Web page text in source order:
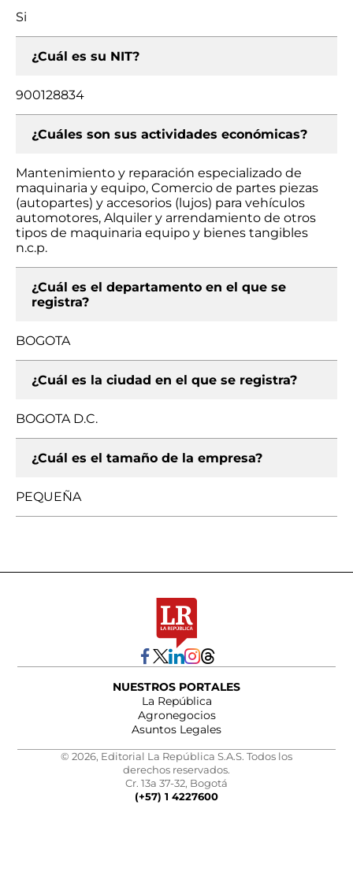
Si
¿Cuál es su NIT?
900128834
¿Cuáles son sus actividades económicas?
Mantenimiento y reparación especializado de
maquinaria y equipo, Comercio de partes piezas
(autopartes) y accesorios (lujos) para vehículos
automotores, Alquiler y arrendamiento de otros
tipos de maquinaria equipo y bienes tangibles
n.c.p.
¿Cuál es el departamento en el que se
registra?
BOGOTA
¿Cuál es la ciudad en el que se registra?
BOGOTA D.C.
¿Cuál es el tamaño de la empresa?
PEQUEÑA
NUESTROS PORTALES
La República
Agronegocios
Asuntos Legales
© 2026, Editorial La República S.A.S. Todos los
derechos reservados.
Cr. 13a 37-32, Bogotá
(+57) 1 4227600